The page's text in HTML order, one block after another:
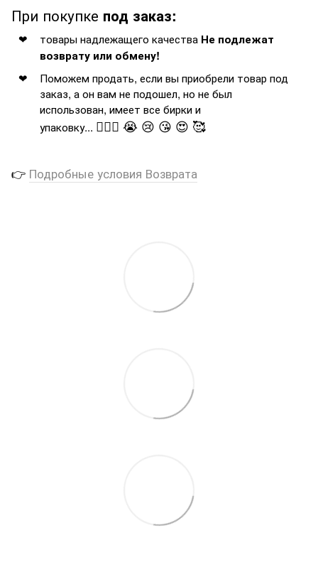
При покупке под заказ:
товары надлежащего качества Не подлежат
возврату или обмену!
Поможем продать, если вы приобрели товар под
заказ, а он вам не подошел, но не был
использован, имеет все бирки и
упаковку... 🤦🏻‍♂️ 😭 😢 😘 😍 🥰
👉 Подробные условия Возврата